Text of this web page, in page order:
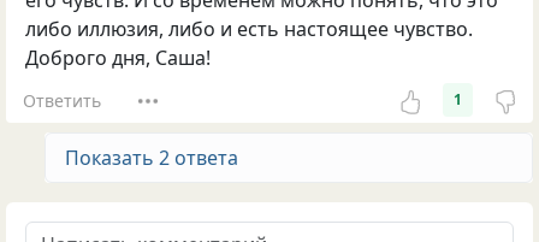
либо иллюзия, либо и есть настоящее чувство.
Доброго дня, Саша!
Ответить 1
Показать 2 ответа